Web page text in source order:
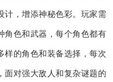
计，增添神秘色彩。玩家需
角色和武器，每个角色都有
样的角色和装备选择，每次
面对强大敌人和复杂谜题的